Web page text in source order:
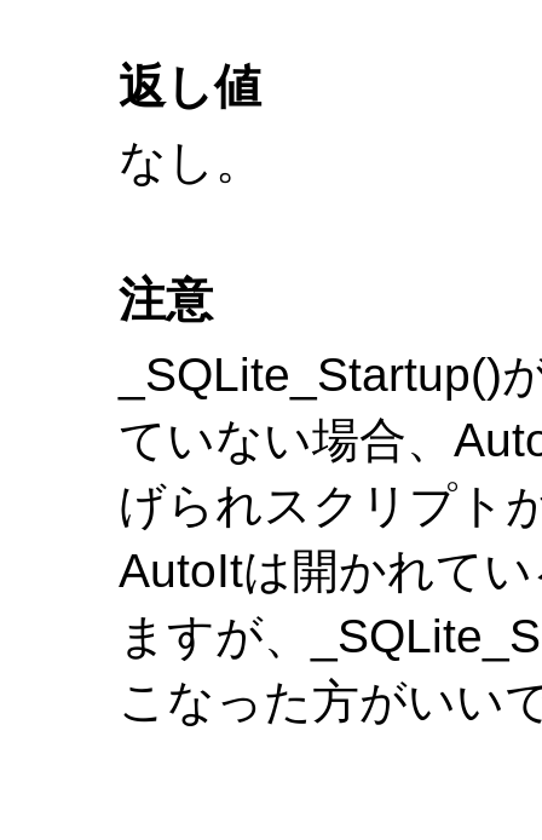
返し値
なし。
注意
_SQLite_Startup()
ていない場合、
げられスクリプト
AutoItは開かれて
ますが、
こなった方がいい